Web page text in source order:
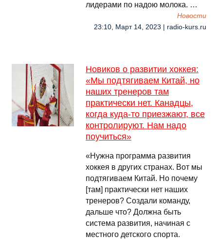
лидерами по надою молока. …
Новости
23:10, Март 14, 2023 | radio-kurs.ru
Новиков о развитии хоккея:
«Мы подтягиваем Китай, но
наших тренеров там
практически нет. Канадцы,
когда куда-то приезжают, все
контролируют. Нам надо
поучиться»
«Нужна программа развития
хоккея в других странах. Вот мы
подтягиваем Китай. Но почему
[там] практически нет наших
тренеров? Создали команду,
дальше что? Должна быть
система развития, начиная с
местного детского спорта.